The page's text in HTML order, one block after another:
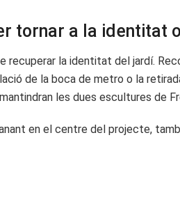
tornar a la identitat
recuperar la identitat del jardí.
de la boca de metro o la
les dues escultures de
en el centre del projecte,